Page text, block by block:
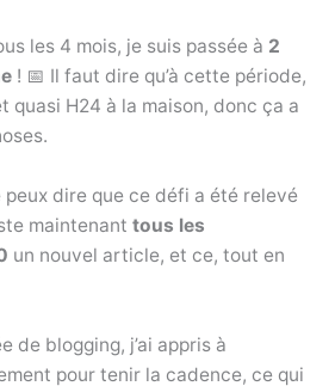
les 4 mois, je suis passée à 2
! 📅 Il faut dire qu’à cette période,
quasi H24 à la maison, donc ça a
peux dire que ce défi a été relevé
maintenant tous les
un nouvel article, et ce, tout en
de blogging, j’ai appris à
pour tenir la cadence, ce qui